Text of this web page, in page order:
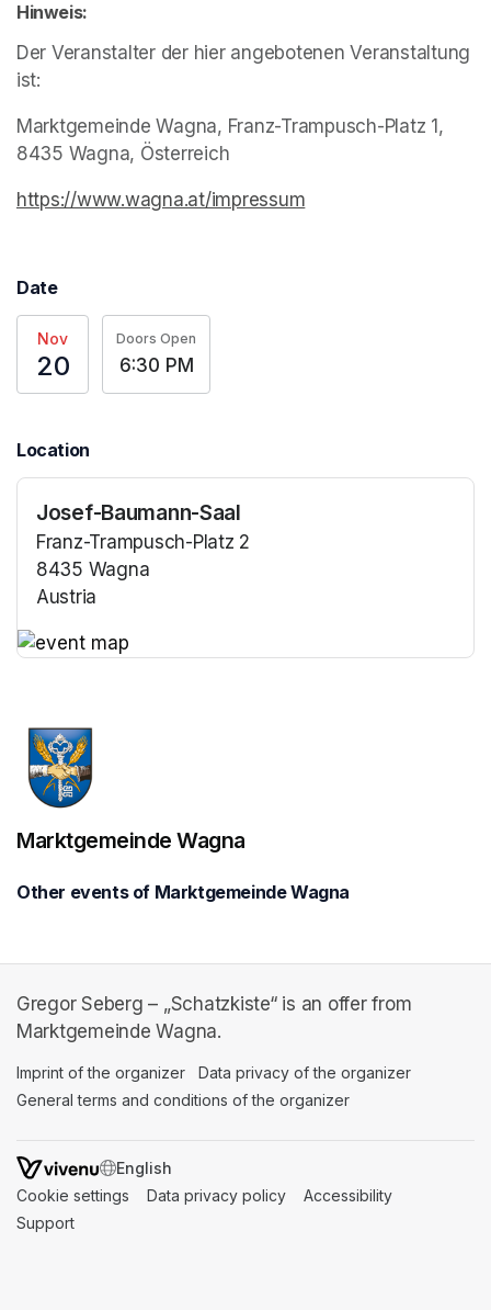
Hinweis:
Der Veranstalter der hier angebotenen Veranstaltung
ist:
Marktgemeinde Wagna, Franz-Trampusch-Platz 1,
8435 Wagna, Österreich
https://www.wagna.at/impressum
Date
Nov
20
Doors Open
6:30 PM
Location
Josef-Baumann-Saal
Franz-Trampusch-Platz 2
8435 Wagna
Austria
Marktgemeinde Wagna
Other events of Marktgemeinde Wagna
Gregor Seberg – „Schatzkiste“ is an offer from
Marktgemeinde Wagna.
Imprint of the organizer (opens in a new tab)
Data privacy of the organizer
General terms and conditions of the organizer
SWITCH LANGUAGE
Cookie settings (opens in a new tab)
Data privacy policy (opens in a new tab)
Accessibility
Support